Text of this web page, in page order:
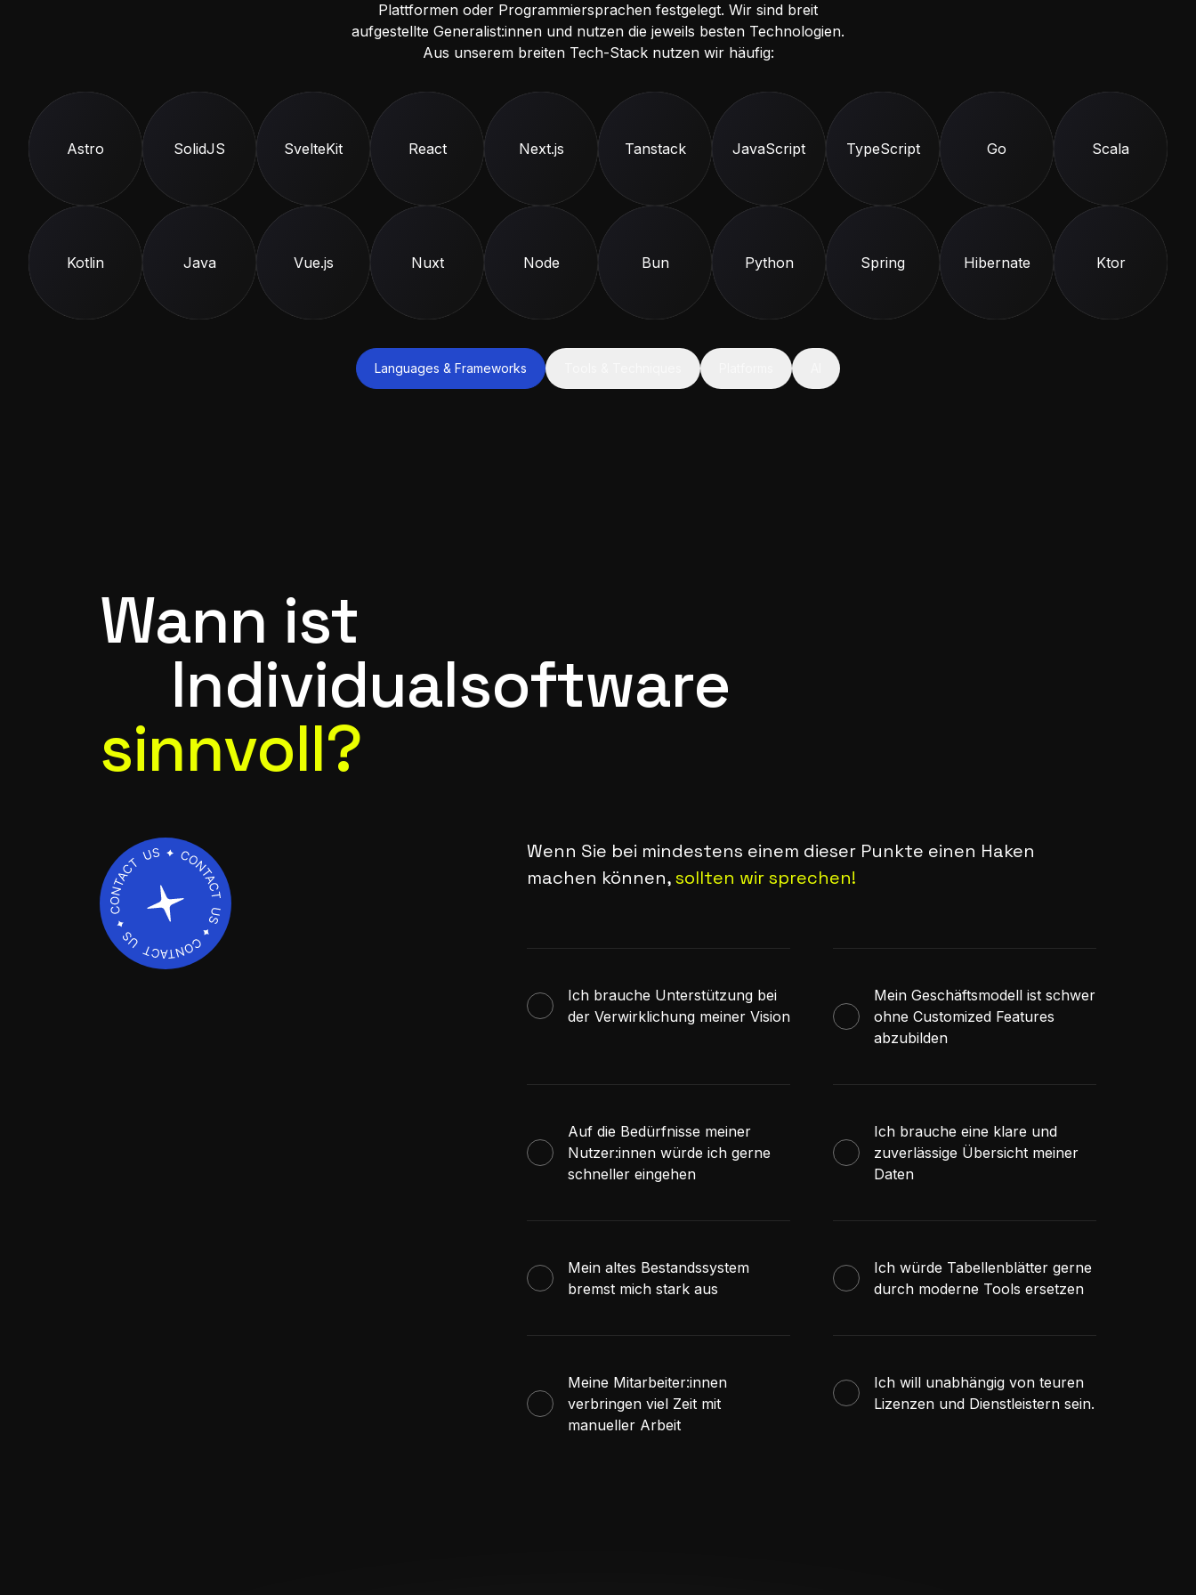
Plattformen oder Programmiersprachen festgelegt. Wir sind breit
aufgestellte Generalist:innen und nutzen die jeweils besten Technologien.
Aus unserem breiten Tech-Stack nutzen wir häufig:
Astro SolidJS SvelteKit React Next.js Tanstack JavaScript TypeScript Go Scala
Kotlin Java Vue.js Nuxt Node Bun Python Spring Hibernate Ktor
Languages & Frameworks
Wann ist
Individual­software
sinnvoll?
Wenn Sie bei mindestens einem dieser Punkte einen Haken
machen können,sollten wir sprechen!
Ich brauche Unterstützung bei
der Verwirklichung meiner Vision
Mein Geschäftsmodell ist schwer
ohne Customized Features
abzubilden
Auf die Bedürfnisse meiner
Nutzer:innen würde ich gerne
schneller eingehen
Ich brauche eine klare und
zuverlässige Übersicht meiner
Daten
Mein altes Bestandssystem
bremst mich stark aus
Ich würde Tabellenblätter gerne
durch moderne Tools ersetzen
Meine Mitarbeiter:innen
verbringen viel Zeit mit
manueller Arbeit
Ich will unabhängig von teuren
Lizenzen und Dienstleistern sein.